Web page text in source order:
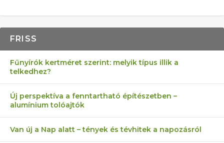
FRISS
Fűnyírók kertméret szerint: melyik típus illik a
telkedhez?
Új perspektíva a fenntartható építészetben –
alumínium tolóajtók
Van új a Nap alatt – tények és tévhitek a napozásról